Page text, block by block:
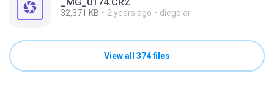
32,371 KB 2 years ago diego ar
View all 374 files